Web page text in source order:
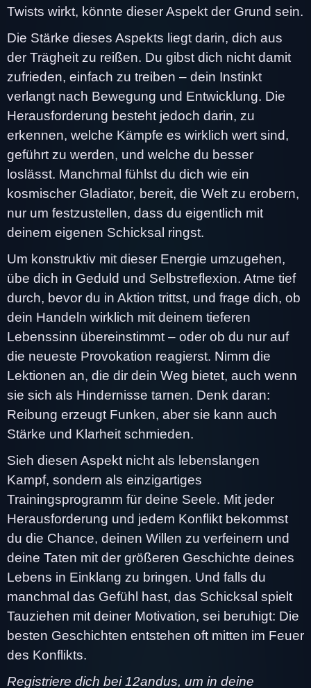
Twists wirkt, könnte dieser Aspekt der Grund sein.
Die Stärke dieses Aspekts liegt darin, dich aus
der Trägheit zu reißen. Du gibst dich nicht damit
zufrieden, einfach zu treiben – dein Instinkt
verlangt nach Bewegung und Entwicklung. Die
Herausforderung besteht jedoch darin, zu
erkennen, welche Kämpfe es wirklich wert sind,
geführt zu werden, und welche du besser
loslässt. Manchmal fühlst du dich wie ein
kosmischer Gladiator, bereit, die Welt zu erobern,
nur um festzustellen, dass du eigentlich mit
deinem eigenen Schicksal ringst.
Um konstruktiv mit dieser Energie umzugehen,
übe dich in Geduld und Selbstreflexion. Atme tief
durch, bevor du in Aktion trittst, und frage dich, ob
dein Handeln wirklich mit deinem tieferen
Lebenssinn übereinstimmt – oder ob du nur auf
die neueste Provokation reagierst. Nimm die
Lektionen an, die dir dein Weg bietet, auch wenn
sie sich als Hindernisse tarnen. Denk daran:
Reibung erzeugt Funken, aber sie kann auch
Stärke und Klarheit schmieden.
Sieh diesen Aspekt nicht als lebenslangen
Kampf, sondern als einzigartiges
Trainingsprogramm für deine Seele. Mit jeder
Herausforderung und jedem Konflikt bekommst
du die Chance, deinen Willen zu verfeinern und
deine Taten mit der größeren Geschichte deines
Lebens in Einklang zu bringen. Und falls du
manchmal das Gefühl hast, das Schicksal spielt
Tauziehen mit deiner Motivation, sei beruhigt: Die
besten Geschichten entstehen oft mitten im Feuer
des Konflikts.
Registriere dich bei 12andus, um in deine